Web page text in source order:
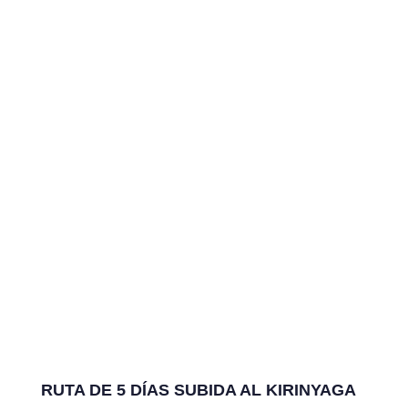
RUTA DE 5 DÍAS SUBIDA AL KIRINYAGA